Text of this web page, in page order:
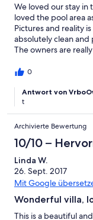
We loved our stay in
loved the pool area
Pictures and reality
absolutely clean
The owners are
would need. The
pies. We brought a
problem coming
discos, bars and
here. This is a very
enjoying this area,
this to anyone who
0
Antwort von
t
Archivierte Bewertung
10/10 –
Linda W.
26. Sept. 2017
Mit Google
Wonderful villa,
This is a beautiful